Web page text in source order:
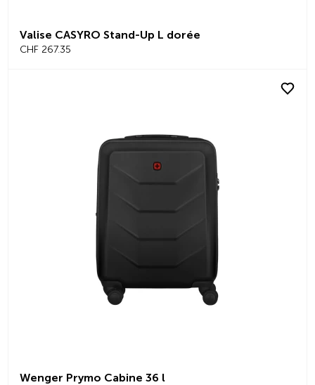
Valise CASYRO Stand-Up L dorée
CHF 267.35
Wenger Prymo Cabine 36 l